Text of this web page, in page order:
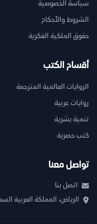
سياسة الخصوصية
الشروط والأحكام
حقوق الملكية الفكرية
أقسام الكتب
الروايات العالمية المترجمة
روايات عربية
تنمية بشرية
كتب حصرية
تواصل معنا
اتصل بنا
الرياض، المملكة العربية